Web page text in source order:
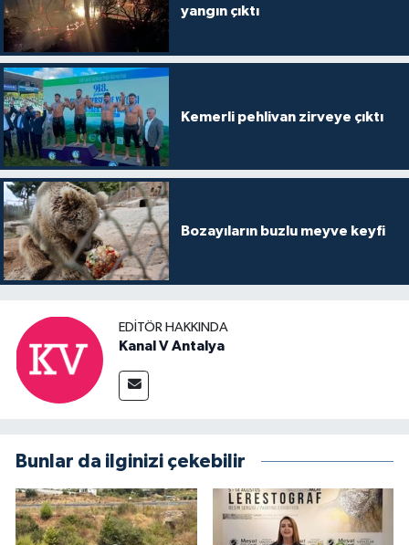
yangın çıktı
Kemerli pehlivan zirveye çıktı
Bozayıların buzlu meyve keyfi
EDITÖR HAKKINDA
Kanal V Antalya
Bunlar da ilginizi çekebilir